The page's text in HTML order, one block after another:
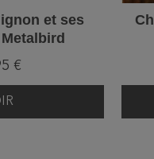
et ses
€